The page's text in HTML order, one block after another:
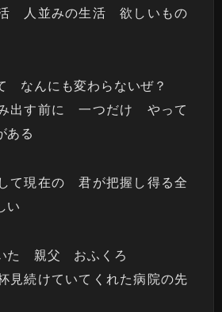
人並みの生活 欲しいもの
なんにも変わらないぜ？
出す前に 一つだけ やって
ある
て現在の 君が把握し得る全
い
た 親父 おふくろ
見続けていてくれた病院の先